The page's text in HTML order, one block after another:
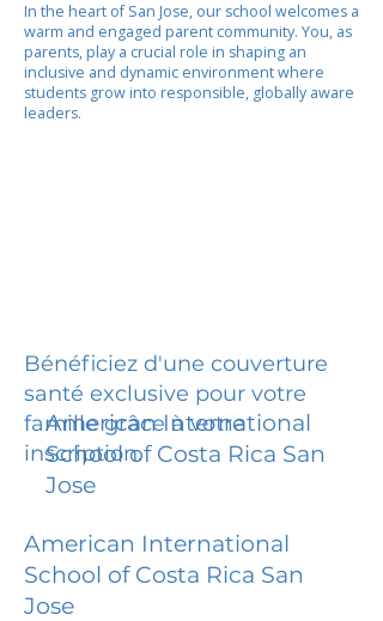
In the heart of San Jose, our school welcomes a
warm and engaged parent community. You, as
parents, play a crucial role in shaping an
inclusive and dynamic environment where
students grow into responsible, globally aware
leaders.
Bénéficiez d'une couverture
santé exclusive pour votre
famille grâce à votre
inscription.
American International
School of Costa Rica San
Jose
American International
School of Costa Rica San
Jose